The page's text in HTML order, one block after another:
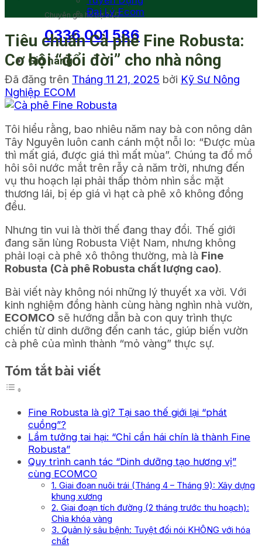
Chuyên gia hỗ trợ 24/7
0336 001 586
Giỏ hàng
Đại Lý Ecom
Tiêu chuẩn Cà phê Fine Robusta:
Cơ hội “đổi đời” cho nhà nông
Đã đăng trên Tháng 11 21, 2025 bởi Kỹ Sư Nông
Nghiệp ECOM
Tôi hiểu rằng, bao nhiêu năm nay bà con nông dân
Tây Nguyên luôn canh cánh một nỗi lo: “Được mùa
thì mất giá, được giá thì mất mùa”. Chúng ta đổ mồ
hôi sôi nước mắt trên rẫy cả năm trời, nhưng đến
vụ thu hoạch lại phải thấp thỏm nhìn sắc mặt
thương lái, bị ép giá vì hạt cà phê xô không đồng
đều.
Nhưng tin vui là thời thế đang thay đổi. Thế giới
đang săn lùng Robusta Việt Nam, nhưng không
phải loại cà phê xô thông thường, mà là Fine
Robusta (Cà phê Robusta chất lượng cao).
Bài viết này không nói những lý thuyết xa vời. Với
kinh nghiệm đồng hành cùng hàng nghìn nhà vườn,
ECOMCO sẽ hướng dẫn bà con quy trình thực
chiến từ dinh dưỡng đến canh tác, giúp biến vườn
cà phê của mình thành “mỏ vàng” thực sự.
Tóm tắt bài viết
Fine Robusta là gì? Tại sao thế giới lại “phát
cuồng”?
Lầm tưởng tai hại: “Chỉ cần hái chín là thành Fine
Robusta”
Quy trình canh tác “Dinh dưỡng tạo hương vị”
cùng ECOMCO
1. Giai đoạn nuôi trái (Tháng 4 – Tháng 9): Xây dựng
khung xương
2. Giai đoạn tích đường (2 tháng trước thu hoạch):
Chìa khóa vàng
3. Quản lý sâu bệnh: Tuyệt đối nói KHÔNG với hóa
chất